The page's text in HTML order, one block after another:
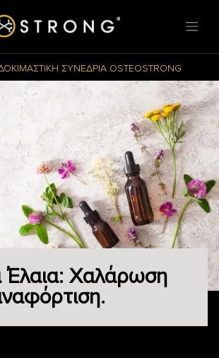
ΣΥΝΕΔΡΙΑ OSTEOSTRONG
Έλαια: Χαλάρωση